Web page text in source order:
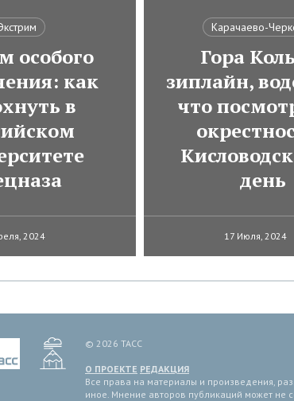
особого
как
в
2024
Карачаево-
Гора
зиплайн,
что
день
17 Июля, 2024
© 2026 ТАСС
О ПРОЕКТЕ РЕДАКЦИЯ
Все права на материалы и произведения,
иное. Мнение авторов публикаций может не